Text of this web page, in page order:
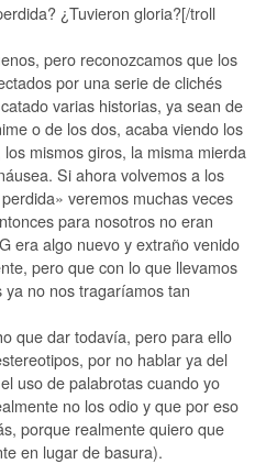
¿Tuvieron gloria?[/troll
pero reconozcamos que los
por una serie de clichés
varias historias, ya sean de
o de los dos, acaba viendo los
mismos giros, la misma mierda
Si ahora volvemos a los
veremos muchas veces
para nosotros no eran
era algo nuevo y extraño venido
pero que con lo que llevamos
no nos tragaríamos tan
que dar todavía, pero para ello
por no hablar ya del
uso de palabrotas cuando yo
no los odio y que por eso
porque realmente quiero que
en lugar de basura).